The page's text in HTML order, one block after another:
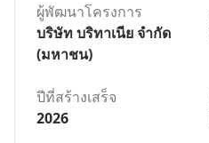
ผู้พัฒนาโครงการ
บริษัท บริทาเนีย จำกัด
(มหาชน)
ปีที่สร้างเสร็จ
2026